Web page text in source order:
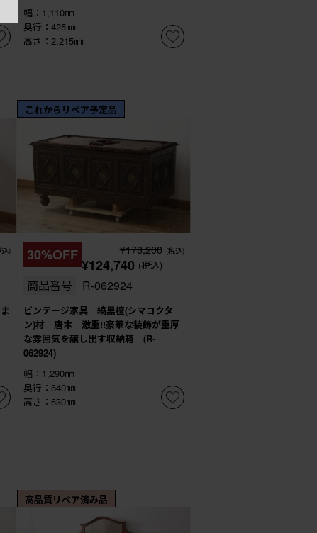
幅：1,110㎜
奥行：425㎜
高さ：2,215㎜
込)
これからリペア予定品
30%OFF ¥178,200 (税込)
¥124,740 (税込)
商品番号 R-062924
ビンテージ家具 縞黒檀(シマコクタ
ン)材 唐木 激重!!豪華な装飾が重厚
な雰囲気を醸し出す収納箱 (R-
062924)
幅：1,290㎜
奥行：640㎜
高さ：630㎜
高品質リペア済み品